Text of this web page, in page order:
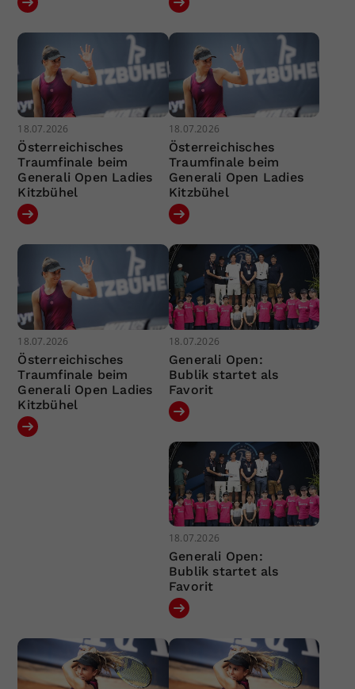
18.07.2026
Österreichisches
Traumfinale beim
Generali Open Ladies
Kitzbühel
18.07.2026
Österreichisches
Traumfinale beim
Generali Open Ladies
Kitzbühel
18.07.2026
Österreichisches
Traumfinale beim
Generali Open Ladies
Kitzbühel
18.07.2026
Generali Open:
Bublik startet als
Favorit
18.07.2026
Generali Open:
Bublik startet als
Favorit